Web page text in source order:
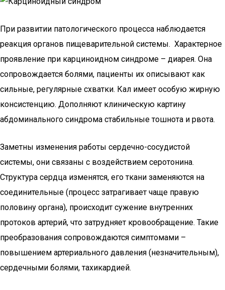
При развитии патологического процесса наблюдается
реакция органов пищеварительной системы. Характерное
проявление при карциноидном синдроме – диарея. Она
сопровождается болями, пациенты их описывают как
сильные, регулярные схватки. Кал имеет особую жирную
консистенцию. Дополняют клиническую картину
абдоминального синдрома стабильные тошнота и рвота.
Заметны изменения работы сердечно-сосудистой
системы, они связаны с воздействием серотонина.
Структура сердца изменятся, его ткани заменяются на
соединительные (процесс затрагивает чаще правую
половину органа), происходит сужение внутренних
протоков артерий, что затрудняет кровообращение. Такие
преобразования сопровождаются симптомами –
повышением артериального давления (незначительным),
сердечными болями, тахикардией.